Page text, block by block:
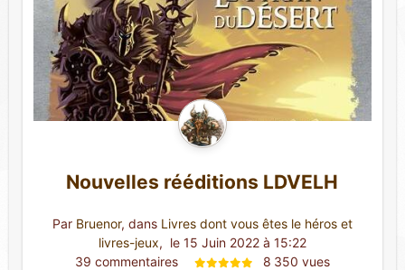
Nouvelles rééditions LDVELH
Par Bruenor, dans Livres dont vous êtes le héros et
livres-jeux, le 15 Juin 2022 à 15:22
39 commentaires
8 350 vues